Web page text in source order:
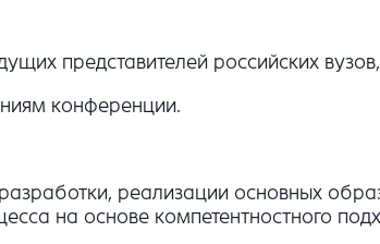
представителей российских
конференции.
реализации основных
на основе компетентностного